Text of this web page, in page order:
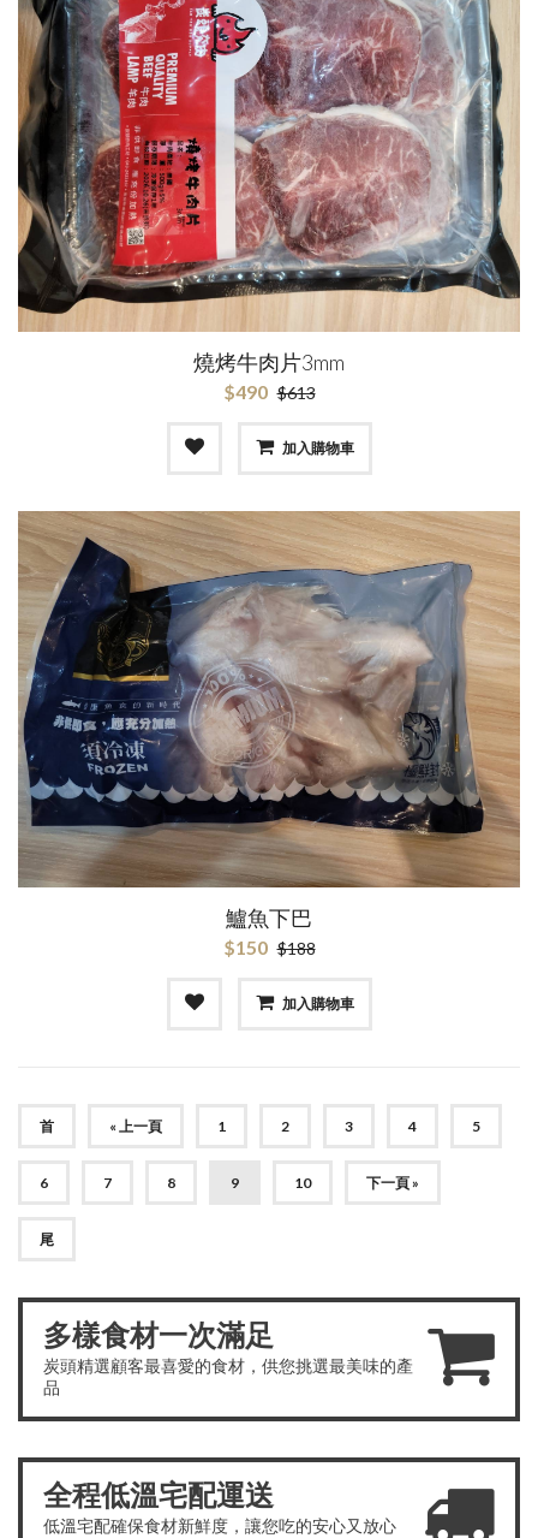
燒烤牛肉片3mm
$490 $613
加入購物車
鱸魚下巴
$150 $188
加入購物車
首 « 上一頁 1 2 3 4 5
6 7 8 9 10 下一頁 »
尾
多樣食材一次滿足
炭頭精選顧客最喜愛的食材，供您挑選最美味的產
品
全程低溫宅配運送
低溫宅配確保食材新鮮度，讓您吃的安心又放心